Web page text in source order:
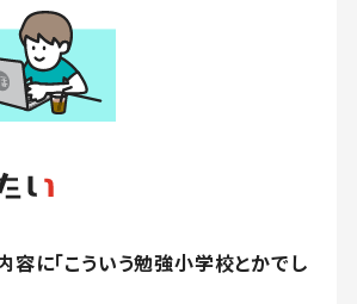
に「こういう勉強小学校とかでし